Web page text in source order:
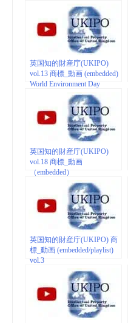
英国知的財産庁(UKIPO)
vol.13 商標_動画 (embedded)
World Environment Day
英国知的財産庁(UKIPO)
vol.18 商標_動画
（embedded）
英国知的財産庁(UKIPO) 商
標_動画 (embedded/playlist)
vol.3